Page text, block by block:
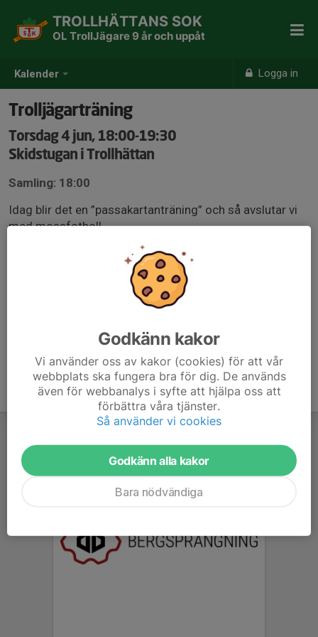
Kalender Logga in
TROLLHÄTTANS SOK
OL TrollJägare 9 år och uppåt
Trolljägarträning
Torsdag 4 jun, 18:00-19:30
Skidstugan i Trollhättan
Samling: 18:00
Idag blir det en ”passakartanträning” och så avslutar vi
med mossfotboll.
Ta kläder och skor som du inte är rädd om. Det kan bli
smutsigt. Vi tar fram vattenslangen så man kan spola av
Tips kan att knyta åt skorna och ta gärna med ombyte
Godkänn kakor
Vi använder oss av kakor (cookies) för att vår
webbplats ska fungera bra för dig. De används
även för webbanalys i syfte att hjälpa oss att
förbättra våra tjänster.
Så använder vi cookies
Godkänn alla kakor
Bara nödvändiga